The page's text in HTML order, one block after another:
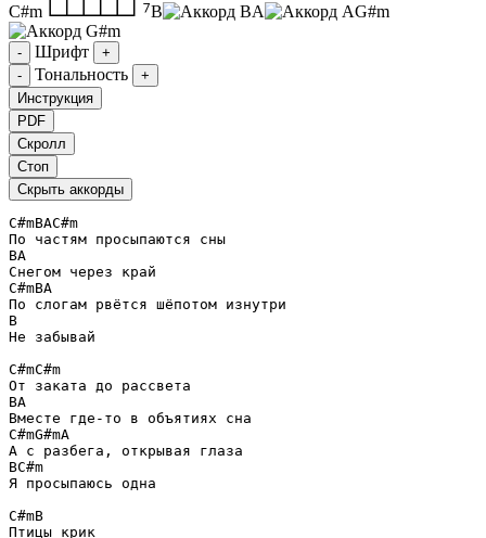
C#m B A G#m
- Шрифт
+
-
Тональность
+
Инструкция
PDF
Скролл
Стоп
Скрыть аккорды
C#mBAC#m
BA
C#mBA
B
Не забывай
C#mC#m
BA
C#mG#mA
BC#m
Я просыпаюсь одна
C#mB